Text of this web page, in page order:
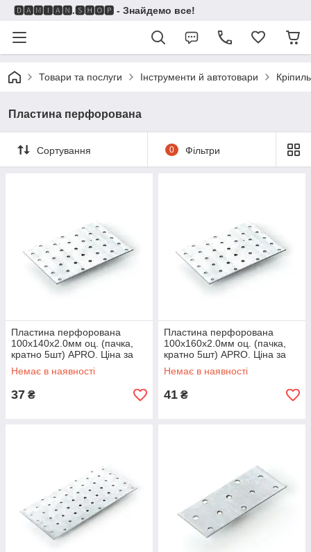
🅳🅰🅼🅸🅰🅽.🆂🅷🅾🅿 - Знайдемо все!
Товари та послуги Інструменти й автотовари
Пластина перфорована
Сортування 0 Фільтри
Пластина перфорована
100х140х2.0мм оц. (пачка,
кратно 5шт) APRO. Ціна за
1шт. Кратно пачці
Немає в наявності
37 ₴
Пластина перфорована
100х160х2.0мм оц. (пачка,
кратно 5шт) APRO. Ціна за
1шт. Кратно пачці
Немає в наявності
41 ₴